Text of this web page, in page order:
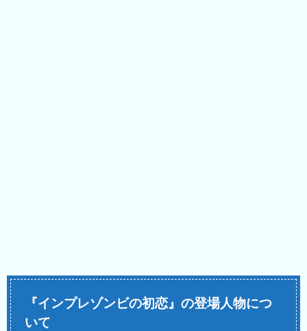
『インプレゾンビの初恋』の登場人物につ
いて